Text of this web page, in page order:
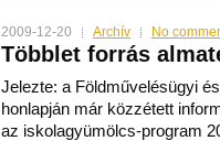
2009-12-20 Archív No
Többlet forrás
Jelezte: a Földművelésügyi
honlapján már közzétett
az iskolagyümölcs-program